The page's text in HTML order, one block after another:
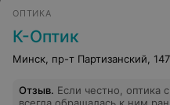
ОПТИКА
К-Оптик
Минск, пр-т Партизанский, 147
Отзыв. Если честно, оптика